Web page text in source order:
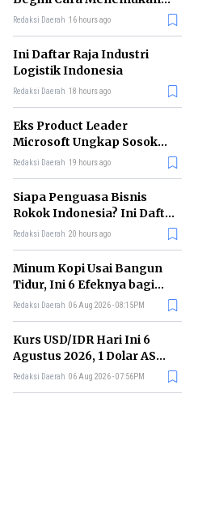
'Spike' agar CV Dilirik HR
Redaksi Daerah 16 hours ago
Ini Daftar Raja Industri
Logistik Indonesia
Redaksi Daerah 18 hours ago
Eks Product Leader
Microsoft Ungkap Sosok
yang Paling Cocok
Redaksi Daerah 19 hours ago
Siapa Penguasa Bisnis
Rokok Indonesia? Ini Daftar
Perusahaan Terbesarnya
Redaksi Daerah 20 hours ago
Minum Kopi Usai Bangun
Tidur, Ini 6 Efeknya bagi
Kesehatan Tubuh
Redaksi Daerah 06 Aug 2026 - 08:15PM
Kurs USD/IDR Hari Ini 6
Agustus 2026, 1 Dolar AS
Kini Berapa Rupiah?
Redaksi Daerah 06 Aug 2026 - 07:56PM